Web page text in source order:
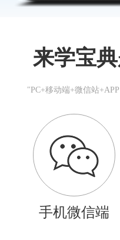
来学宝
"PC+移动端+微信站
手机微信端